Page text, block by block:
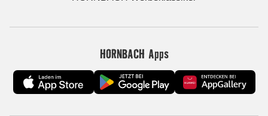
HORNBACH Apps